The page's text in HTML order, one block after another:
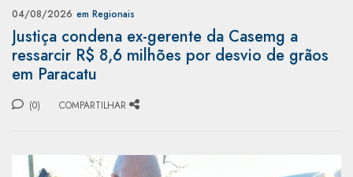
04/08/2026 em Regionais
Justiça condena ex-gerente da Casemg a
ressarcir R$ 8,6 milhões por desvio de grãos
em Paracatu
(0) COMPARTILHAR